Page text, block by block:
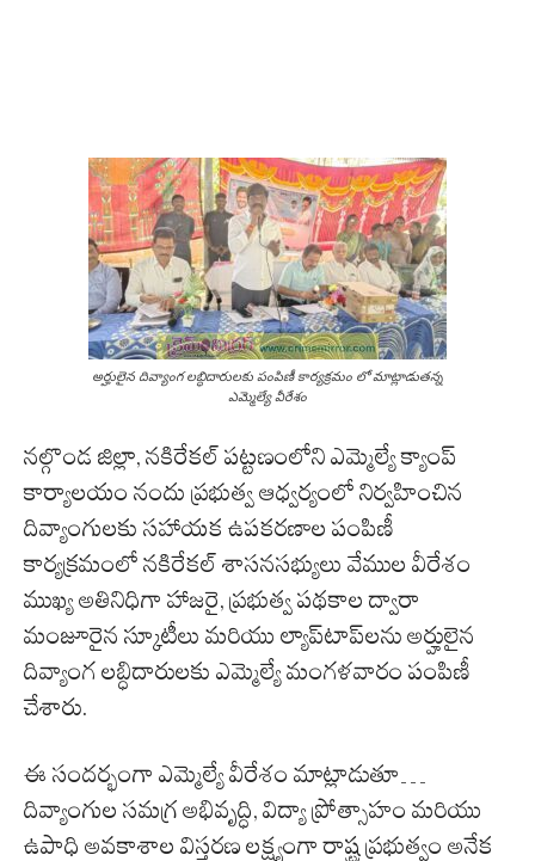
అర్హులైన దివ్యాంగ లబ్ధిదారులకు పంపిణీ కార్యక్రమం లో మాట్లాడుతన్న
ఎమ్మెల్యే వీరేశం
నల్గొండ జిల్లా, నకిరేకల్ పట్టణంలోని ఎమ్మెల్యే క్యాంప్
కార్యాలయం నందు ప్రభుత్వ ఆధ్వర్యంలో నిర్వహించిన
దివ్యాంగులకు సహాయక ఉపకరణాల పంపిణీ
కార్యక్రమంలో నకిరేకల్ శాసనసభ్యులు వేముల వీరేశం
ముఖ్య అతినిధిగా హాజరై, ప్రభుత్వ పథకాల ద్వారా
మంజూరైన స్కూటీలు మరియు ల్యాప్‌టాప్‌లను అర్హులైన
దివ్యాంగ లబ్ధిదారులకు ఎమ్మెల్యే మంగళవారం పంపిణీ
చేశారు.
ఈ సందర్భంగా ఎమ్మెల్యే వీరేశం మాట్లాడుతూ…
దివ్యాంగుల సమగ్ర అభివృద్ధి, విద్యా ప్రోత్సాహం మరియు
ఉపాధి అవకాశాల విస్తరణ లక్ష్యంగా రాష్ట్ర ప్రభుత్వం అనేక